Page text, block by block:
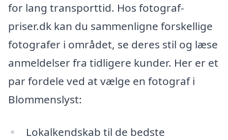
for lang transporttid. Hos fotograf-
priser.dk kan du sammenligne forskellige
fotografer i området, se deres stil og læse
anmeldelser fra tidligere kunder. Her er et
par fordele ved at vælge en fotograf i
Blommenslyst:
Lokalkendskab til de bedste